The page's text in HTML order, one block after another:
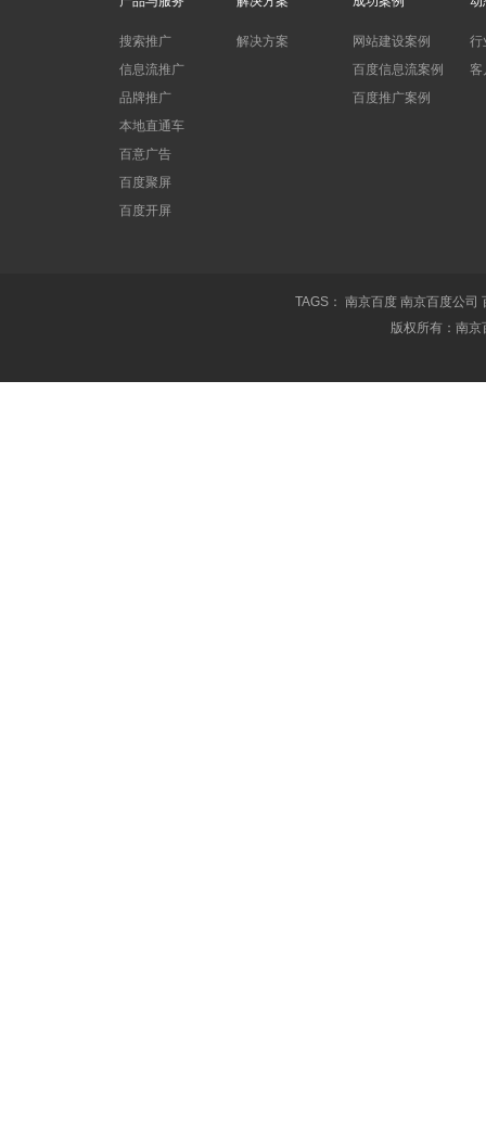
搜索推广
信息流推广
品牌推广
本地直通车
百意广告
百度聚屏
百度开屏
解决方案
网站建设案例
百度信息流案例
百度推广案例
行
客
TAGS： 南京百度 南京百度公司
版权所有：南